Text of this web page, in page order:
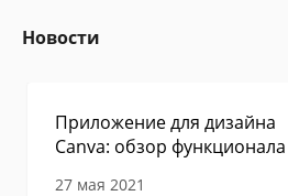
Новости
Приложение для дизайна
Canva: обзор функционала
27 мая 2021